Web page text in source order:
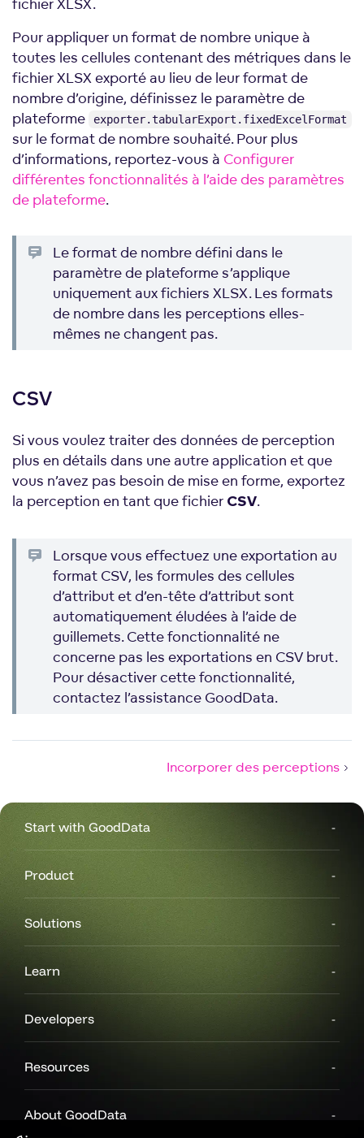
fichier XLSX.
Pour appliquer un format de nombre unique à
toutes les cellules contenant des métriques dans le
fichier XLSX exporté au lieu de leur format de
nombre d’origine, définissez le paramètre de
plateforme
exporter.tabularExport.fixedExcelFormat
sur le format de nombre souhaité. Pour plus
d’informations, reportez-vous à Configurer
différentes fonctionnalités à l’aide des paramètres
de plateforme.
Le format de nombre défini dans le
paramètre de plateforme s’applique
uniquement aux fichiers XLSX. Les formats
de nombre dans les perceptions elles-
mêmes ne changent pas.
CSV
Si vous voulez traiter des données de perception
plus en détails dans une autre application et que
vous n’avez pas besoin de mise en forme, exportez
la perception en tant que fichier CSV.
Lorsque vous effectuez une exportation au
format CSV, les formules des cellules
d’attribut et d’en-tête d’attribut sont
automatiquement éludées à l’aide de
guillemets. Cette fonctionnalité ne
concerne pas les exportations en CSV brut.
Pour désactiver cette fonctionnalité,
contactez l’assistance GoodData.
Incorporer des perceptions
Start with GoodData
Product
Solutions
Learn
Developers
Resources
About GoodData